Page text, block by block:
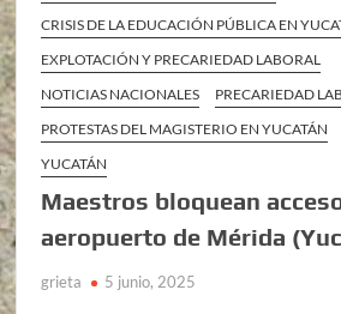
CRISIS DE LA EDUCACIÓN PÚBLICA EN
EXPLOTACIÓN Y PRECARIEDAD LABORAL
NOTICIAS NACIONALES
PRECARIEDAD
PROTESTAS DEL MAGISTERIO EN YUCATÁN
YUCATÁN
Maestros bloquean
aeropuerto de Mérida
grieta 5 junio, 2025